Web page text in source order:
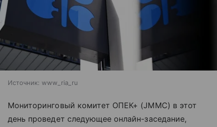
Источник: www_ria_ru
Мониторинговый комитет ОПЕК+ (JMMC) в этот
день проведет следующее онлайн-заседание,